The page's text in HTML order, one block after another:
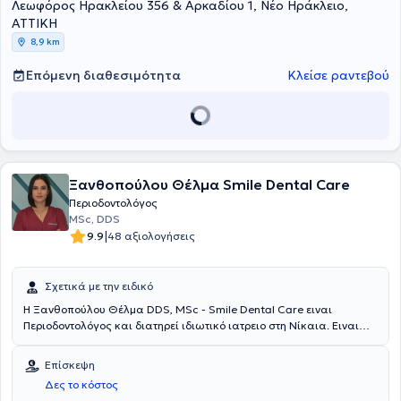
Περιοδοντολογίας, έχει συμμετάσχει ως ομιλήτρια σε επιστημονικά
συνέδρια και έχει δημοσιεύσει επιστημονικά άρθρα σε ελληνικά
και διεθνή περιοδικά. Τέλος, η γιατρός είναι μέλος της Ελληνικής
Περιοδοντολογικής Εταιρείας και της European Federation of
Periodontology.
Λεωφόρος Ηρακλείου 356 & Αρκαδίου 1, Νέο Ηράκλειο,
ΑΤΤΙΚΗ
8,9 km
Επόμενη διαθεσιμότητα Κλείσε ραντεβού
Ξανθοπούλου Θέλμα Smile Dental Care
Περιοδοντολόγος
MSc, DDS
9.9|48 αξιολογήσεις
Σχετικά με την ειδικό
H Ξανθοπούλου Θέλμα DDS, MSc - Smile Dental Care ειναι
Περιοδοντολόγος και διατηρεί ιδιωτικό ιατρειο στη Νίκαια. Ειναι
κατέχει μεταπτυχιακό διπλωμα ειδίκευσης του τριετούς
προγράμματος Περιοδοντολογίας και Βιολογίας Εμφυτευμάτων απο
το Αριστοτέλειο Πανεπιστήμιο Θεσσαλονίκης. Έχει συμμετάσχει ως
Επίσκεψη
Δες το κόστος